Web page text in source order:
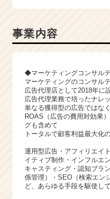
事業内容
◆マーケティングコンサル
マーケティングのコンサル
広告代理店として2018年に
広告代理業務で培ったナレ
単なる獲得型の広告ではなく
ROAS（広告の費用対効果
グも含めて
トータルで顧客利益最大化
運用型広告・アフィリエイ
イティブ制作・インフルエ
キャスティング・認知ブラ
係管理）・SEO（検索エン
ど、あらゆる手段を駆使し